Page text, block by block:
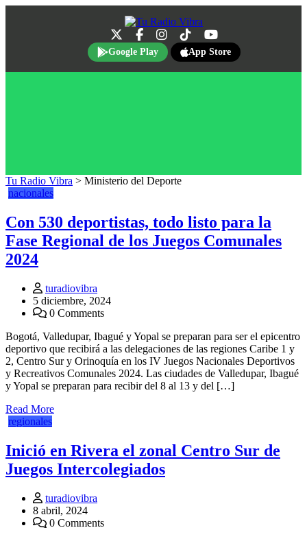
Google Play App Store
Tu Radio Vibra > Ministerio del Deporte
nacionales
Con 530 deportistas, todo listo para la
Fase Regional de los Juegos Comunales
2024
turadiovibra
5 diciembre, 2024
0 Comments
Bogotá, Valledupar, Ibagué y Yopal se preparan para ser el epicentro
deportivo que recibirá a las delegaciones de las regiones Caribe 1 y
2, Centro Sur y Orinoquía en los IV Juegos Nacionales Deportivos
y Recreativos Comunales 2024. Las ciudades de Valledupar, Ibagué
y Yopal se preparan para recibir del 8 al 13 y del […]
Read More
regionales
Inició en Rivera el zonal Centro Sur de
Juegos Intercolegiados
turadiovibra
8 abril, 2024
0 Comments